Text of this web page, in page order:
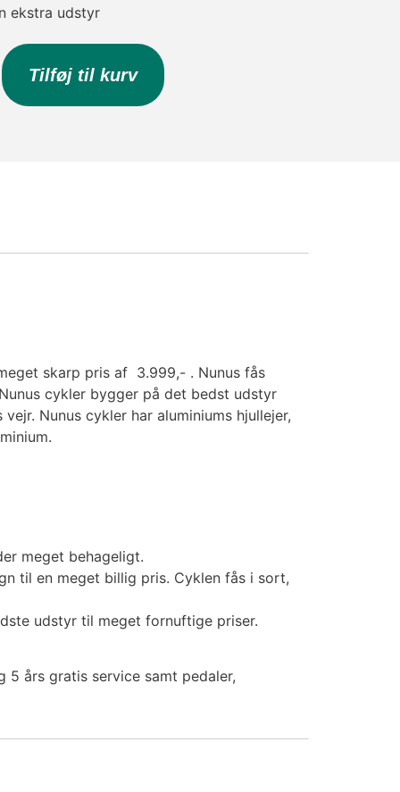
ekstra udstyr
Tilføj til kurv
skarp pris af 3.999,- . Nunus fås
cykler bygger på det bedst udstyr
Nunus cykler har aluminiums hjullejer,
meget behageligt.
til en meget billig pris. Cyklen fås i sort,
udstyr til meget fornuftige priser.
5 års gratis service samt pedaler,